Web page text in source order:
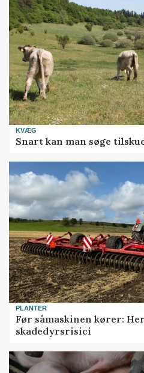
KVÆG
Snart kan man søge
PLANTER
Før såmaskinen kører:
skadedyrsrisici